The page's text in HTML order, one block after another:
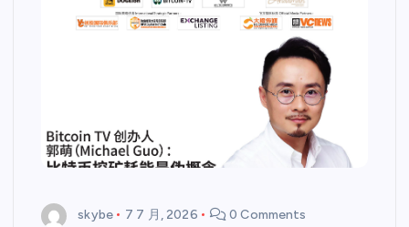
skybe 7 7 月, 2026 0 Comments